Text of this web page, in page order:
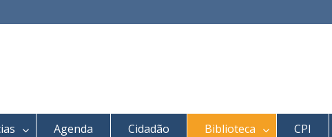
Agenda Cidadão Biblioteca CPI